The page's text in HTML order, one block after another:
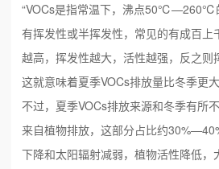
“VOCs是指常温下，沸点50℃—260℃
有挥发性或半挥发性，常见的有成百上
越高，挥发性越大，活性越强，反之则
这就意味着夏季VOCs排放量比冬季更大
不过，夏季VOCs排放来源和冬季有所
来自植物排放，这部分占比约
下降和太阳辐射减弱，植物活性降低，